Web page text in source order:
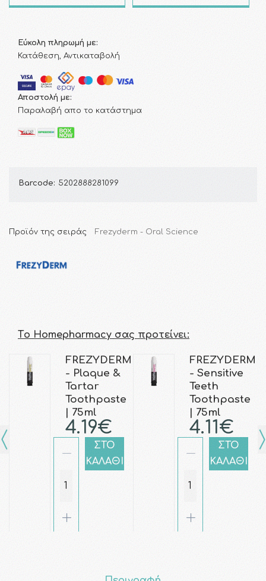
Εύκολη πληρωμή με:
Κατάθεση, Αντικαταβολή
Αποστολή με:
Παραλαβή απο το κατάστημα
Barcode: 5202888281099
Προϊόν της σειράς Frezyderm - Oral Science
Τo Homepharmacy σας προτείνει:
FREZYDERM
- Plaque &
Tartar
Toothpaste
| 75ml
4.19€
ΣΤΟ
ΚΑΛΑΘΙ
FREZYDERM
- Sensitive
Teeth
Toothpaste
| 75ml
4.11€
ΣΤΟ
ΚΑΛΑΘΙ